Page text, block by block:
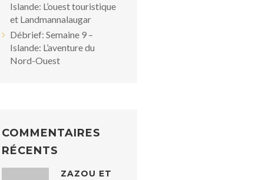
Islande: L’ouest touristique
et Landmannalaugar
Débrief: Semaine 9 –
Islande: L’aventure du
Nord-Ouest
COMMENTAIRES
RÉCENTS
ZAZOU ET